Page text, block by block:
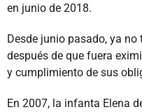
en junio de 2018.
Desde junio pasado, ya
después de que fuera
y cumplimiento de sus
En 2007, la infanta Elena